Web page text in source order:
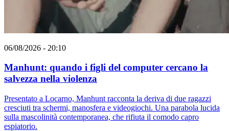
06/08/2026 - 20:10
Manhunt: quando i figli del computer cercano la
salvezza nella violenza
Presentato a Locarno, Manhunt racconta la deriva di due ragazzi
cresciuti tra schermi, manosfera e videogiochi. Una parabola lucida
sulla mascolinità contemporanea, che rifiuta il comodo capro
espiatorio.